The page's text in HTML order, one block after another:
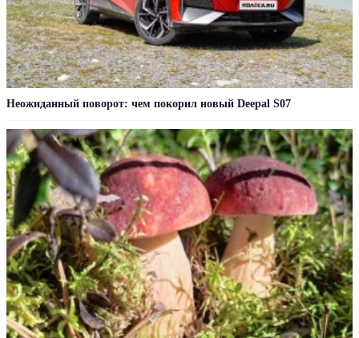
Неожиданный поворот: чем покорил новый Deepal S07